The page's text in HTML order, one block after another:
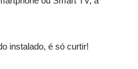
instalado, é só curtir!